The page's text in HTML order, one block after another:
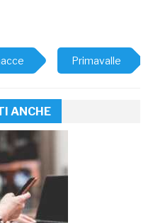
Primavalle
ANCHE